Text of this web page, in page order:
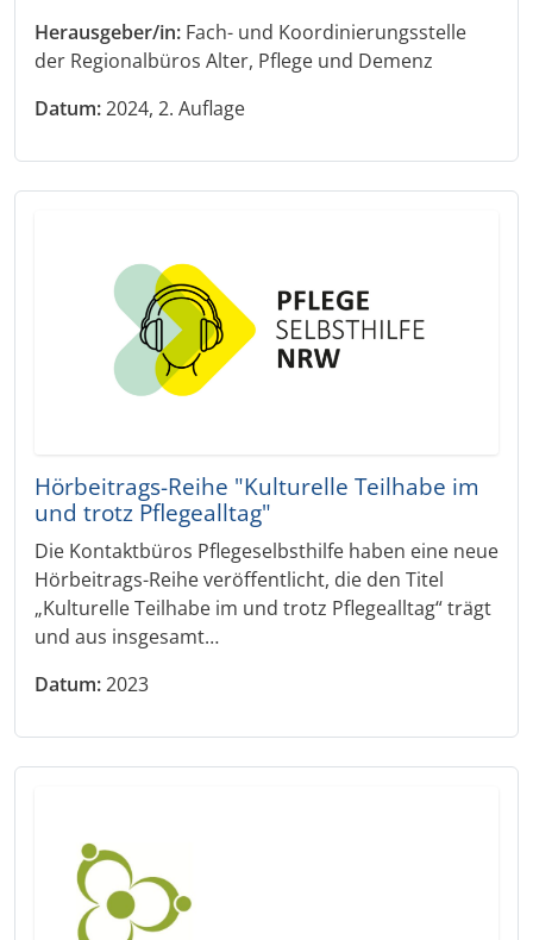
Herausgeber/in: Fach- und Koordinierungsstelle
der Regionalbüros Alter, Pflege und Demenz
Datum:2024, 2. Auflage
Hörbeitrags-Reihe "Kulturelle Teilhabe im
und trotz Pflegealltag"
Die Kontaktbüros Pflegeselbsthilfe haben eine neue
Hörbeitrags-Reihe veröffentlicht, die den Titel
„Kulturelle Teilhabe im und trotz Pflegealltag“ trägt
und aus insgesamt…
Datum:2023